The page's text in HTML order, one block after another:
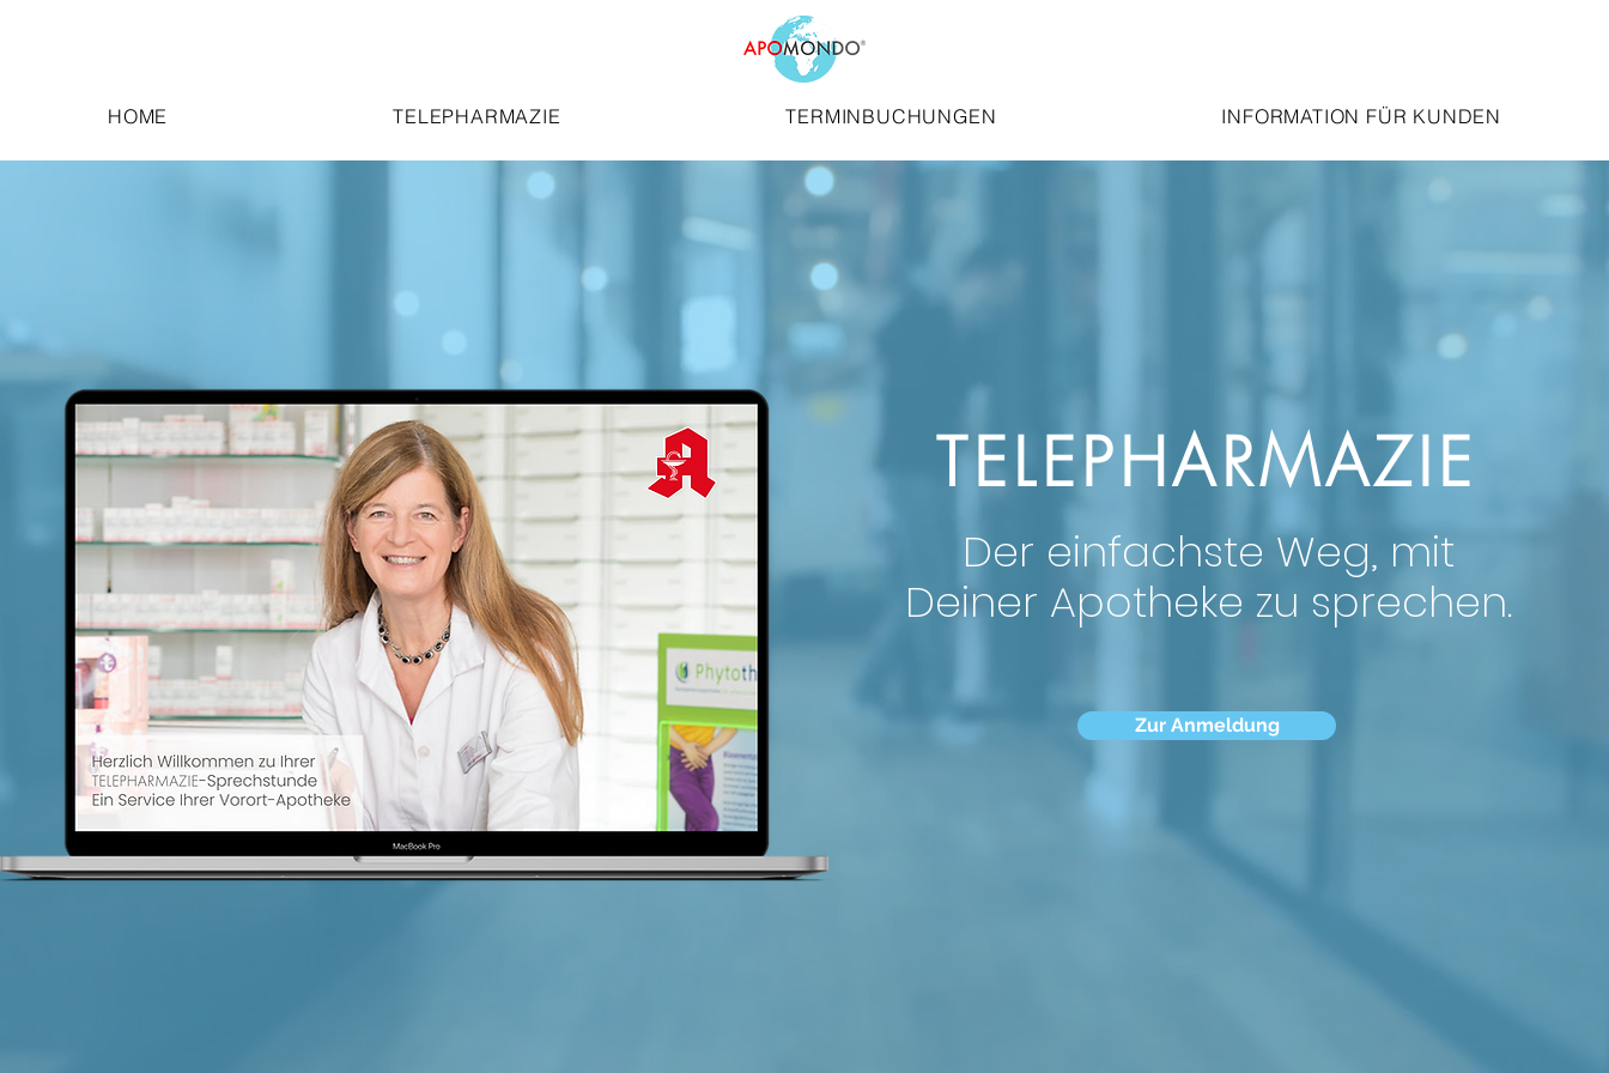
HOME TELEPHARMAZIE TERMINBUCHUNGEN INFORMATION FÜR KUNDEN
TELEPHARMAZIE
Der einfachste Weg, mit
Deiner Apotheke zu sprechen.
Zur Anmeldung